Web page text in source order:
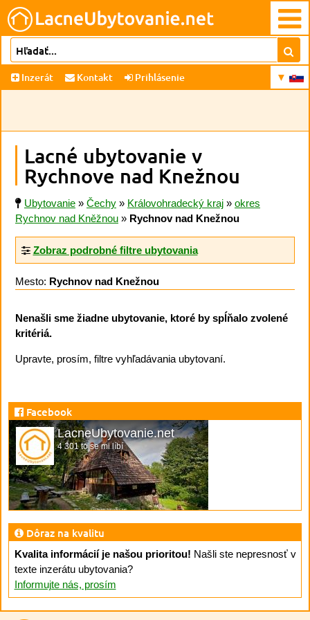
Inzerát Kontakt Prihlásenie
Lacné ubytovanie v
Rychnove nad Knežnou
Ubytovanie » Čechy » Královohradecký kraj » okres
Rychnov nad Kněžnou » Rychnov nad Knežnou
Zobraz podrobné filtre ubytovania
Mesto: Rychnov nad Knežnou
Nenašli sme žiadne ubytovanie, ktoré by spĺňalo zvolené
kritériá.
Upravte, prosím, filtre vyhľadávania ubytovaní.
Facebook
LacneUbytovanie.net
4 301 to se mi líbí
Dôraz na kvalitu
Kvalita informácií je našou prioritou! Našli ste nepresnosť v
texte inzerátu ubytovania?
Informujte nás, prosím